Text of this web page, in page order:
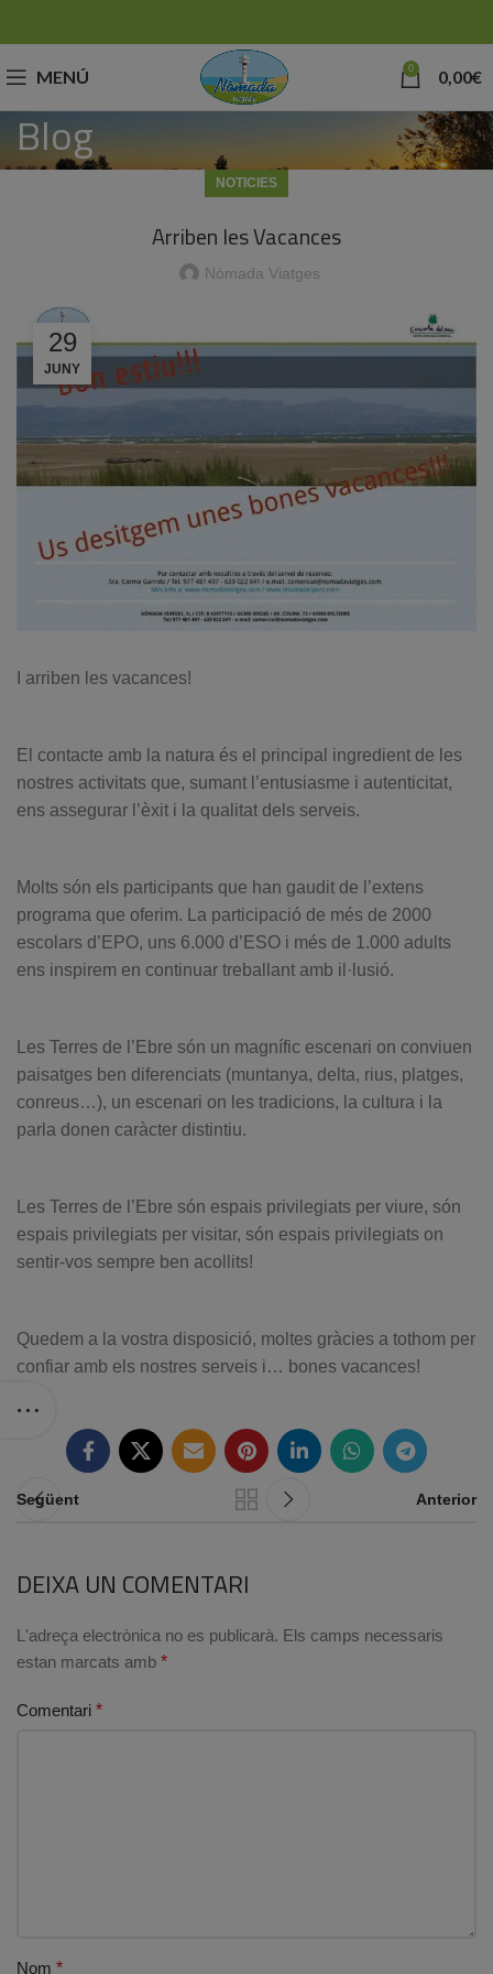
MENÚ 0 0,00€
Blog
NOTICIES
Arriben les Vacances
Nòmada Viatges
29
JUNY
I arriben les vacances!
El contacte amb la natura és el principal ingredient de les
nostres activitats que, sumant l’entusiasme i autenticitat,
ens assegurar l’èxit i la qualitat dels serveis.
Molts són els participants que han gaudit de l’extens
programa que oferim. La participació de més de 2000
escolars d’EPO, uns 6.000 d’ESO i més de 1.000 adults
ens inspirem en continuar treballant amb il·lusió.
Les Terres de l’Ebre són un magnífic escenari on conviuen
paisatges ben diferenciats (muntanya, delta, rius, platges,
conreus…), un escenari on les tradicions, la cultura i la
parla donen caràcter distintiu.
Les Terres de l’Ebre són espais privilegiats per viure, són
espais privilegiats per visitar, són espais privilegiats on
sentir-vos sempre ben acollits!
Quedem a la vostra disposició, moltes gràcies a tothom per
confiar amb els nostres serveis i… bones vacances!
Següent Anterior
DEIXA UN COMENTARI
L'adreça electrònica no es publicarà. Els camps necessaris
estan marcats amb *
Comentari *
Nom *